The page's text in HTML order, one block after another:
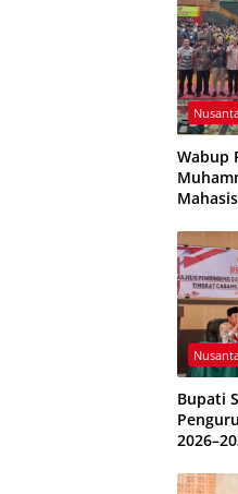
Wabup
Bupati
Muda